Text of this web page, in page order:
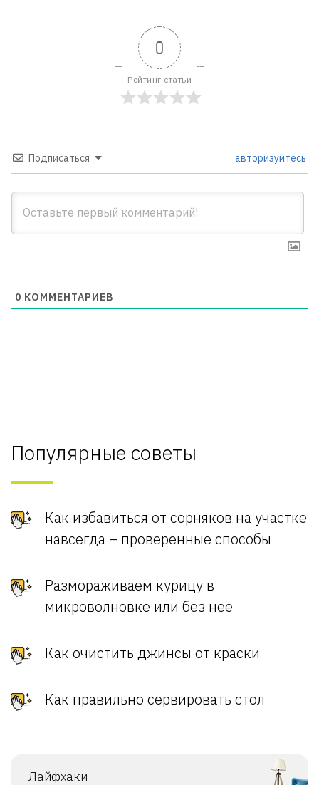
0
Рейтинг статьи
Подписаться авторизуйтесь
0 КОММЕНТАРИЕВ
Популярные советы
Как избавиться от сорняков на участке
навсегда – проверенные способы
Размораживаем курицу в
микроволновке или без нее
Как очистить джинсы от краски
Как правильно сервировать стол
Лайфхаки